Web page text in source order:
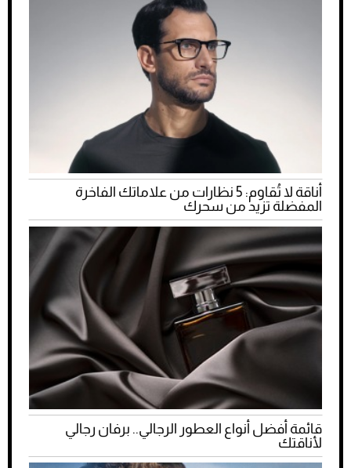
أناقة لا تُقاوم: 5 نظارات من علاماتك الفاخرة
المفضلة تزيد من سحرك
قائمة أفضل أنواع العطور الرجالي.. برفان رجالي
لأناقتك